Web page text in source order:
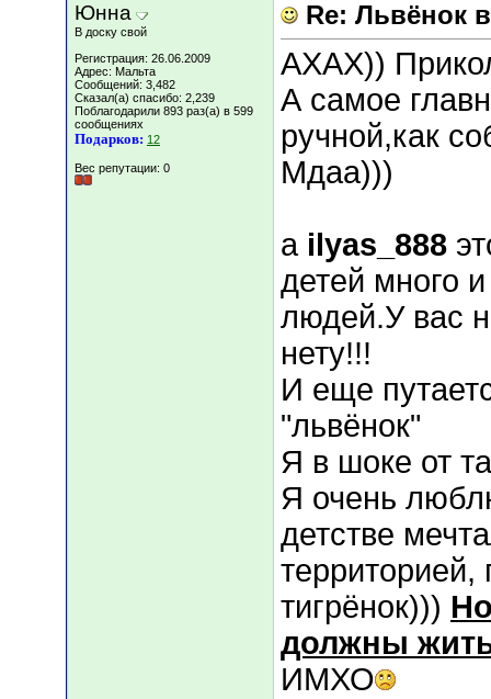
Юнна
В доску свой
Регистрация: 26.06.2009
Адрес: Мальта
Сообщений: 3,482
Сказал(а) спасибо: 2,239
Поблагодарили 893 раз(а) в 599
сообщениях
Подарков: 12
Вес репутации: 0
Re: Львёнок
АХАХ))
А самое
ручной,как
Мдаа)))
а ilyas_888
детей много
людей.У вас
нету!!!
И еще
"львёнок"
Я в шоке от
Я очень
детстве
тигрёнок)))
должны
ИМХО